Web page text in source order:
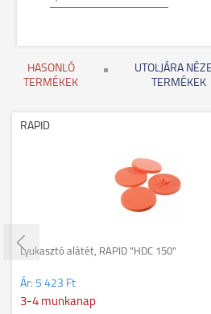
HASONLÓ
TERMÉKEK
UTOLJÁRA
TERMÉKEK
RAPID
Lyukasztó alátét, RAPID "HDC 150"
Ár: 5 423 Ft
3-4 munkanap